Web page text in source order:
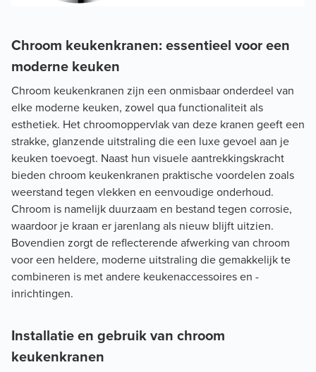
Chroom keukenkranen: essentieel voor een
moderne keuken
Chroom keukenkranen zijn een onmisbaar onderdeel van
elke moderne keuken, zowel qua functionaliteit als
esthetiek. Het chroomoppervlak van deze kranen geeft een
strakke, glanzende uitstraling die een luxe gevoel aan je
keuken toevoegt. Naast hun visuele aantrekkingskracht
bieden chroom keukenkranen praktische voordelen zoals
weerstand tegen vlekken en eenvoudige onderhoud.
Chroom is namelijk duurzaam en bestand tegen corrosie,
waardoor je kraan er jarenlang als nieuw blijft uitzien.
Bovendien zorgt de reflecterende afwerking van chroom
voor een heldere, moderne uitstraling die gemakkelijk te
combineren is met andere keukenaccessoires en -
inrichtingen.
Installatie en gebruik van chroom
keukenkranen